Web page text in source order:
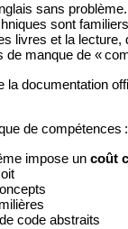
sans problème.
sont
livres et la lecture,
de manque de «
la documentation
de compétences :
impose un coût
code abstraits